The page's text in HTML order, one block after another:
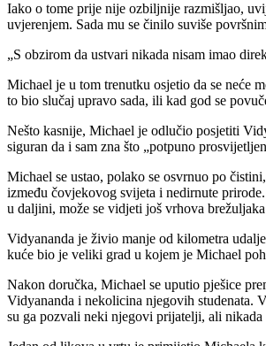
Iako o tome prije nije ozbiljnije razmišljao,
uvjerenjem. Sada mu se činilo suviše
„S obzirom da ustvari nikada nisam imao
Michael je u tom trenutku osjetio da se neće
to bio slučaj upravo sada, ili kad god se
Nešto kasnije, Michael je odlučio posjetiti
siguran da i sam zna što „potpuno
Michael se ustao, polako se osvrnuo po
između čovjekovog svijeta i nedirnute
u daljini, može se vidjeti još vrhova
Vidyananda je živio manje od kilometra
kuće bio je veliki grad u kojem je Michael
Nakon doručka, Michael se uputio pješice
Vidyananda i nekolicina njegovih studenata.
su ga pozvali neki njegovi prijatelji, ali